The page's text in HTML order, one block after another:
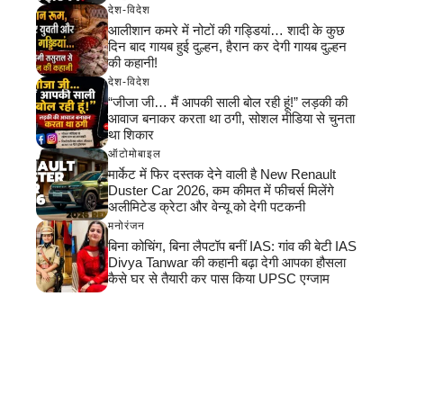
देश-विदेश
आलीशान कमरे में नोटों की गड्डियां… शादी के कुछ
दिन बाद गायब हुई दुल्हन, हैरान कर देगी गायब दुल्हन
की कहानी!
देश-विदेश
“जीजा जी… मैं आपकी साली बोल रही हूं!” लड़की की
आवाज बनाकर करता था ठगी, सोशल मीडिया से चुनता
था शिकार
ऑटोमोबाइल
मार्केट में फिर दस्तक देने वाली है New Renault
Duster Car 2026, कम कीमत में फीचर्स मिलेंगे
अलीमिटेड क्रेटा और वेन्यू को देगी पटकनी
मनोरंजन
बिना कोचिंग, बिना लैपटॉप बनीं IAS: गांव की बेटी IAS
Divya Tanwar की कहानी बढ़ा देगी आपका हौसला
कैसे घर से तैयारी कर पास किया UPSC एग्जाम